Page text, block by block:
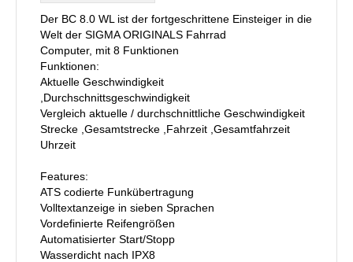
Der BC 8.0 WL ist der fortgeschrittene Einsteiger in die
Welt der SIGMA ORIGINALS Fahrrad
Computer, mit 8 Funktionen
Funktionen:
Aktuelle Geschwindigkeit
,Durchschnittsgeschwindigkeit
Vergleich aktuelle / durchschnittliche Geschwindigkeit
Strecke ,Gesamtstrecke ,Fahrzeit ,Gesamtfahrzeit
Uhrzeit
Features:
ATS codierte Funkübertragung
Volltextanzeige in sieben Sprachen
Vordefinierte Reifengrößen
Automatisierter Start/Stopp
Wasserdicht nach IPX8